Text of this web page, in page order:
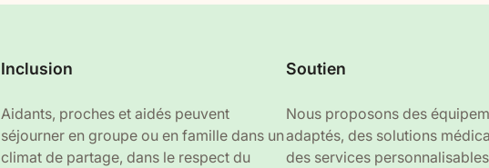
Inclusion
Aidants, proches et aidés peuvent
séjourner en groupe ou en famille dans un
climat de partage, dans le respect du
Soutien
Nous proposons des
adaptés, des solutions
des services